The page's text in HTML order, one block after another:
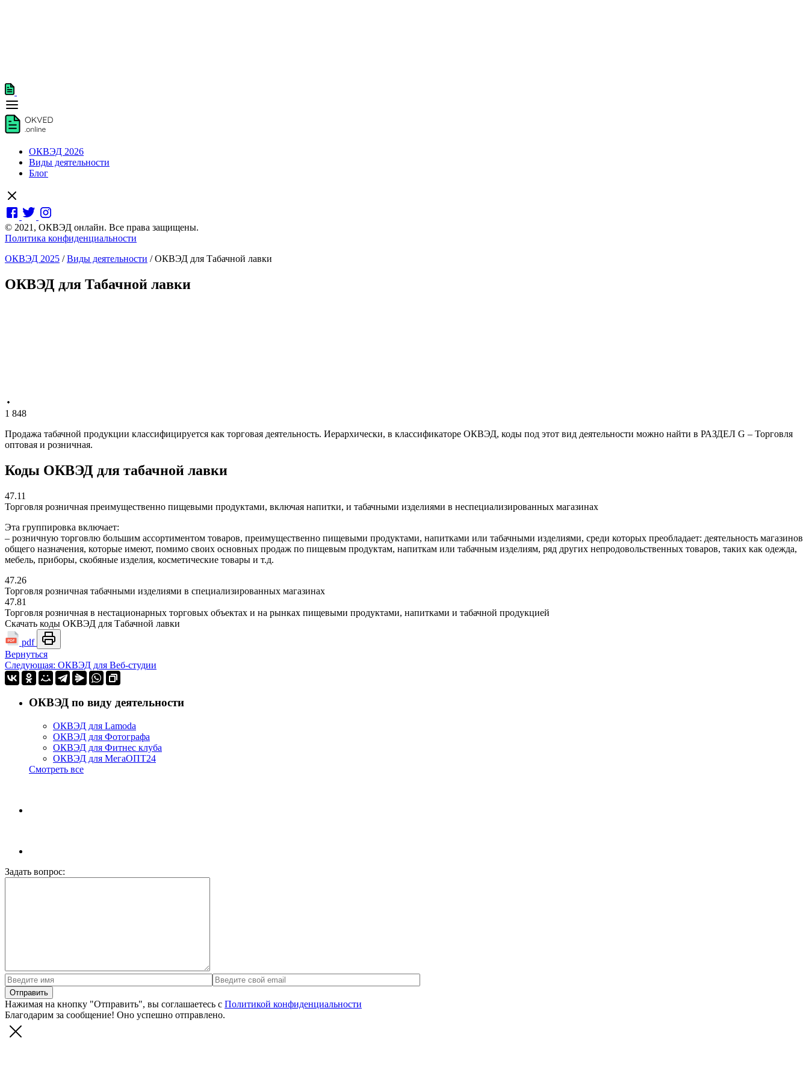
ОКВЭД 2026
Виды деятельности
Блог
© 2021, ОКВЭД онлайн. Все права защищены.
Политика конфиденциальности
ОКВЭД 2025 /Виды деятельности /ОКВЭД для Табачной лавки
ОКВЭД для Табачной лавки
1 848
Продажа табачной продукции классифицируется как торговая деятельность. Иерархически, в классификаторе ОКВЭД, коды под этот вид деятельности можно найти в РАЗДЕЛ G – Торговля
оптовая и розничная.
Коды ОКВЭД для табачной лавки
47.11
Торговля розничная преимущественно пищевыми продуктами, включая напитки, и табачными изделиями в неспециализированных магазинах
Эта группировка включает:
– розничную торговлю большим ассортиментом товаров, преимущественно пищевыми продуктами, напитками или табачными изделиями, среди которых преобладает: деятельность магазинов
общего назначения, которые имеют, помимо своих основных продаж по пищевым продуктам, напиткам или табачным изделиям, ряд других непродовольственных товаров, таких как одежда,
мебель, приборы, скобяные изделия, косметические товары и т.д.
47.26
Торговля розничная табачными изделиями в специализированных магазинах
47.81
Торговля розничная в нестационарных торговых объектах и на рынках пищевыми продуктами, напитками и табачной продукцией
Скачать коды ОКВЭД для Табачной лавки
pdf
Вернуться
Следующая: ОКВЭД для Веб-студии
ОКВЭД по виду деятельности
ОКВЭД для Lamoda
ОКВЭД для Фотографа
ОКВЭД для Фитнес клуба
ОКВЭД для МегаОПТ24
Смотреть все
Задать вопрос:
Нажимая на кнопку "Отправить", вы соглашаетесь с Политикой конфиденциальности
Благодарим за сообщение! Оно успешно отправлено.